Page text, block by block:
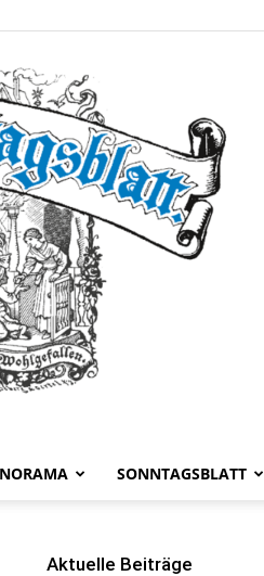
SONNTAGSBLATT
Aktuelle Beiträge